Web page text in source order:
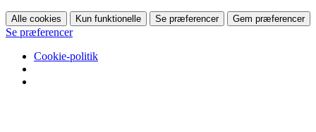
Alle cookies Kun funktionelle Se præferencer Gem præferencer
Se præferencer
Cookie-politik